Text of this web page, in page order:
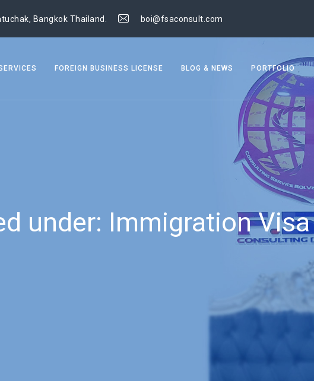
Bangkok Thailand. boi@fsaconsult.com
FOREIGN BUSINESS LICENSE BLOG & NEWS PORTFOLIO
under: Immigration Visa